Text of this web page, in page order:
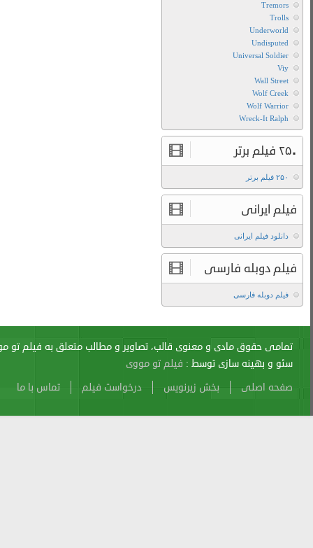
از آن پیگرد قانونی دارد.
sitemap Atom Cache Search Alexa